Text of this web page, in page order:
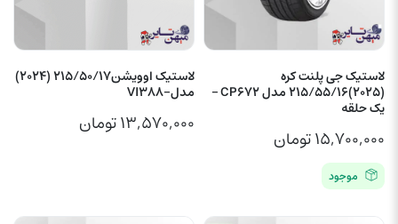
لاستیک جی پلنت کره
(2025)215/55/16 مدل CP672 –
یک حلقه
۱۵,۷۰۰,۰۰۰تومان
موجود
لاستیک اوویشن215/50/17 (2024)
مدل-VI388
۱۳,۵۷۰,۰۰۰تومان